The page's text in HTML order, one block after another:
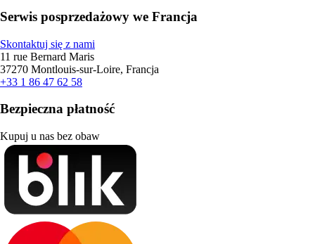
Serwis posprzedażowy we Francja
Skontaktuj się z nami
11 rue Bernard Maris
37270 Montlouis-sur-Loire, Francja
+33 1 86 47 62 58
Bezpieczna płatność
Kupuj u nas bez obaw